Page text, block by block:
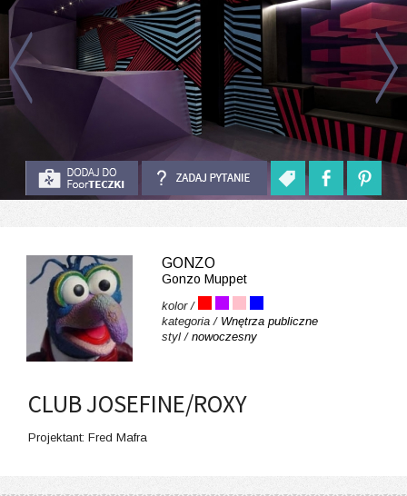
GONZO
Gonzo Muppet
kolor /
kategoria / Wnętrza publiczne
styl / nowoczesny
CLUB JOSEFINE/ROXY
Projektant: Fred Mafra